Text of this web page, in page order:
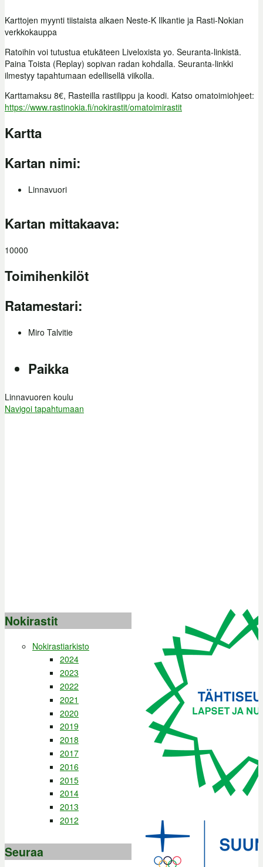
Karttojen myynti tiistaista alkaen Neste-K Ilkantie ja Rasti-Nokian
verkkokauppa
Ratoihin voi tutustua etukäteen Liveloxista yo. Seuranta-linkistä.
Paina Toista (Replay) sopivan radan kohdalla. Seuranta-linkki
ilmestyy tapahtumaan edellisellä viikolla.
Karttamaksu 8€, Rasteilla rastilippu ja koodi. Katso omatoimiohjeet:
https://www.rastinokia.fi/nokirastit/omatoimirastit
Kartta
Kartan nimi:
Linnavuori
Kartan mittakaava:
10000
Toimihenkilöt
Ratamestari:
Miro Talvitie
Paikka
Linnavuoren koulu
Navigoi tapahtumaan
Nokirastit
Nokirastiarkisto
2024
2023
2022
2021
2020
2019
2018
2017
2016
2015
2014
2013
2012
Seuraa